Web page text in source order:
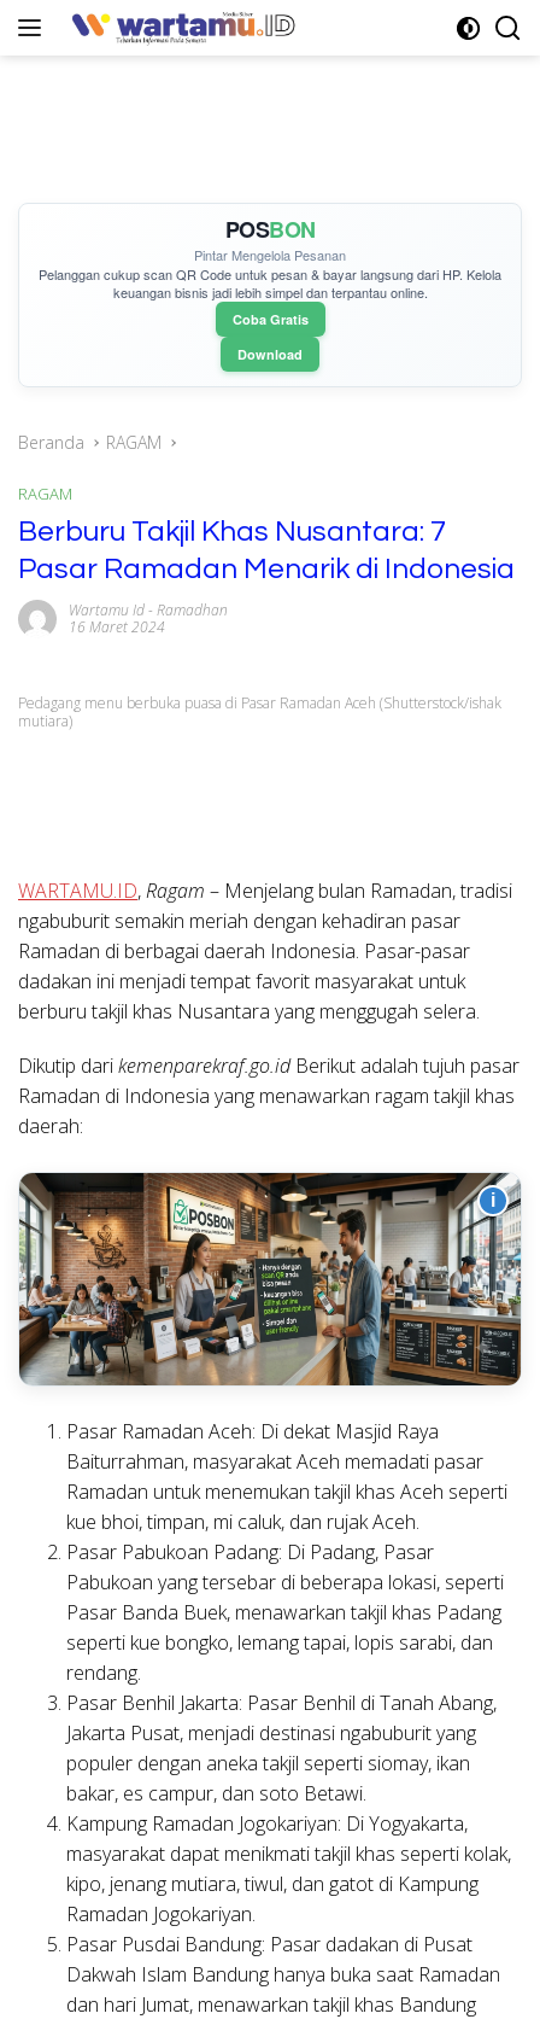
POSBON
Pintar Mengelola Pesanan
Pelanggan cukupscan QR Codeuntuk pesan & bayar langsung dari HP. Kelola
keuangan bisnis jadi lebih simpel dan terpantau online.
Coba Gratis
Download
Beranda RAGAM
RAGAM
Berburu Takjil Khas Nusantara: 7
Pasar Ramadan Menarik di Indonesia
Wartamu Id- Ramadhan
16 Maret 2024
Pedagang menu berbuka puasa di Pasar Ramadan Aceh (Shutterstock/ishak
mutiara)
WARTAMU.ID,Ragam – Menjelang bulan Ramadan, tradisi
ngabuburit semakin meriah dengan kehadiran pasar
Ramadan di berbagai daerah Indonesia. Pasar-pasar
dadakan ini menjadi tempat favorit masyarakat untuk
berburu takjil khas Nusantara yang menggugah selera.
Dikutip darikemenparekraf.go.idBerikut adalah tujuh pasar
Ramadan di Indonesia yang menawarkan ragam takjil khas
daerah:
i
Pasar Ramadan Aceh: Di dekat Masjid Raya
Baiturrahman, masyarakat Aceh memadati pasar
Ramadan untuk menemukan takjil khas Aceh seperti
kue bhoi, timpan, mi caluk, dan rujak Aceh.
Pasar Pabukoan Padang: Di Padang, Pasar
Pabukoan yang tersebar di beberapa lokasi, seperti
Pasar Banda Buek, menawarkan takjil khas Padang
seperti kue bongko, lemang tapai, lopis sarabi, dan
rendang.
Pasar Benhil Jakarta: Pasar Benhil di Tanah Abang,
Jakarta Pusat, menjadi destinasi ngabuburit yang
populer dengan aneka takjil seperti siomay, ikan
bakar, es campur, dan soto Betawi.
Kampung Ramadan Jogokariyan: Di Yogyakarta,
masyarakat dapat menikmati takjil khas seperti kolak,
kipo, jenang mutiara, tiwul, dan gatot di Kampung
Ramadan Jogokariyan.
Pasar Pusdai Bandung: Pasar dadakan di Pusat
Dakwah Islam Bandung hanya buka saat Ramadan
dan hari Jumat, menawarkan takjil khas Bandung